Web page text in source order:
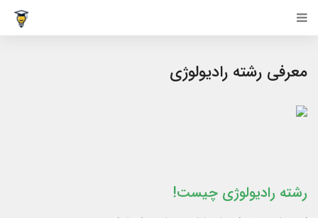
معرفی رشته رادیولوژی
رشته رادیولوژی چیست!